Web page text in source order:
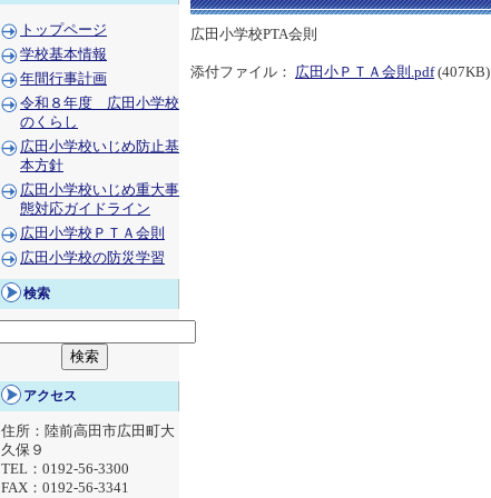
トップページ
学校基本情報
年間行事計画
令和８年度 広田小学校
のくらし
広田小学校いじめ防止基
本方針
広田小学校いじめ重大事
態対応ガイドライン
広田小学校ＰＴＡ会則
広田小学校の防災学習
検索
アクセス
住所：陸前高田市広田町大
久保９
TEL：0192-56-3300
FAX：0192-56-3341
広田小学校PTA会則
添付ファイル： 広田小ＰＴＡ会則.pdf(407KB)